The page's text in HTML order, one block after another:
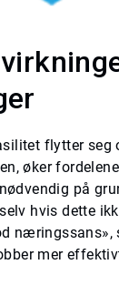
flytter seg
øker
på
hvis dette
næringssans»,
mer